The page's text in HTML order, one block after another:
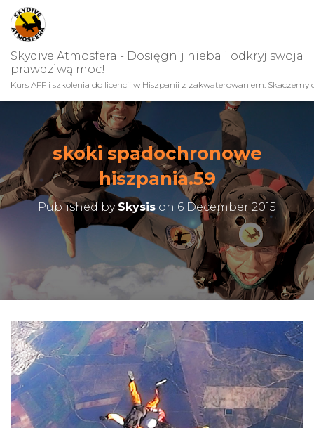
Skydive Atmosfera - Dosięgnij nieba i odkryj swoja
prawdziwą moc!
Kurs AFF i szkolenia do licencji w Hiszpanii z zakwaterowaniem. Skaczemy
skoki spadochronowe
hiszpania.59
Published by Skysis on 6 December 2015